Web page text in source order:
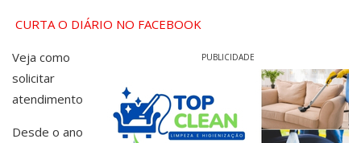
CURTA O DIÁRIO NO FACEBOOK
PUBLICIDADE
Veja como
solicitar
atendimento
Desde o ano